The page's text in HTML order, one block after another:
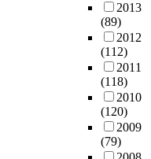
2013
(89)
2012
(112)
2011
(118)
2010
(120)
2009
(79)